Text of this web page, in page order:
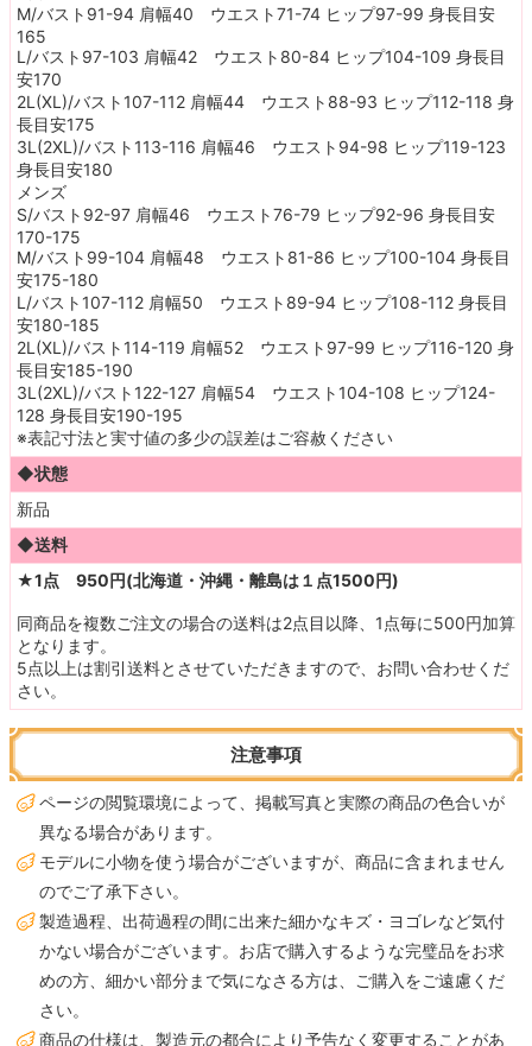
M/バスト91-94 肩幅40 ウエスト71-74 ヒップ97-99 身長目安
165
L/バスト97-103 肩幅42 ウエスト80-84 ヒップ104-109 身長目
安170
2L(XL)/バスト107-112 肩幅44 ウエスト88-93 ヒップ112-118 身
長目安175
3L(2XL)/バスト113-116 肩幅46 ウエスト94-98 ヒップ119-123
身長目安180
メンズ
S/バスト92-97 肩幅46 ウエスト76-79 ヒップ92-96 身長目安
170-175
M/バスト99-104 肩幅48 ウエスト81-86 ヒップ100-104 身長目
安175-180
L/バスト107-112 肩幅50 ウエスト89-94 ヒップ108-112 身長目
安180-185
2L(XL)/バスト114-119 肩幅52 ウエスト97-99 ヒップ116-120 身
長目安185-190
3L(2XL)/バスト122-127 肩幅54 ウエスト104-108 ヒップ124-
128 身長目安190-195
※表記寸法と実寸値の多少の誤差はご容赦ください
◆状態
新品
◆送料
★1点 950円(北海道・沖縄・離島は１点1500円)
同商品を複数ご注文の場合の送料は2点目以降、1点毎に500円加算
となります。
5点以上は割引送料とさせていただきますので、お問い合わせくだ
さい。
注意事項
ページの閲覧環境によって、掲載写真と実際の商品の色合いが
異なる場合があります。
モデルに小物を使う場合がございますが、商品に含まれません
のでご了承下さい。
製造過程、出荷過程の間に出来た細かなキズ・ヨゴレなど気付
かない場合がございます。お店で購入するような完璧品をお求
めの方、細かい部分まで気になさる方は、ご購入をご遠慮くだ
さい。
商品の仕様は、製造元の都合により予告なく変更することがあ